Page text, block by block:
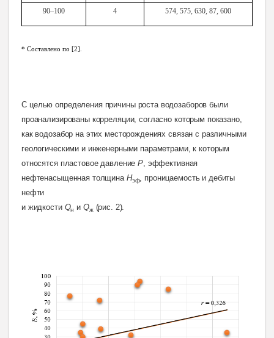
90–100 4 574, 575, 630, 87, 600
* Составлено по [2].
С целью определения причины роста водозаборов были
проанализированы корреляции, согласно которым показано,
как водозабор на этих месторождениях связан с различными
геологическими и инженерными параметрами, к которым
относятся пластовое давлениеP, эффективная
нефтенасыщенная толщина Нэф, проницаемость и дебиты
нефти
и жидкости Qн и Qж(рис. 2).